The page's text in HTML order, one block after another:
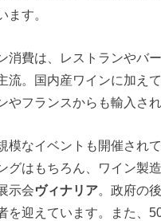
ます。
消費は、レストランやバ
流。国内産ワインに加え
やフランスからも輸入され
模なイベントも開催され
グはもちろん、ワイン製
示会ヴィナリア。政府の
を迎えています。また、